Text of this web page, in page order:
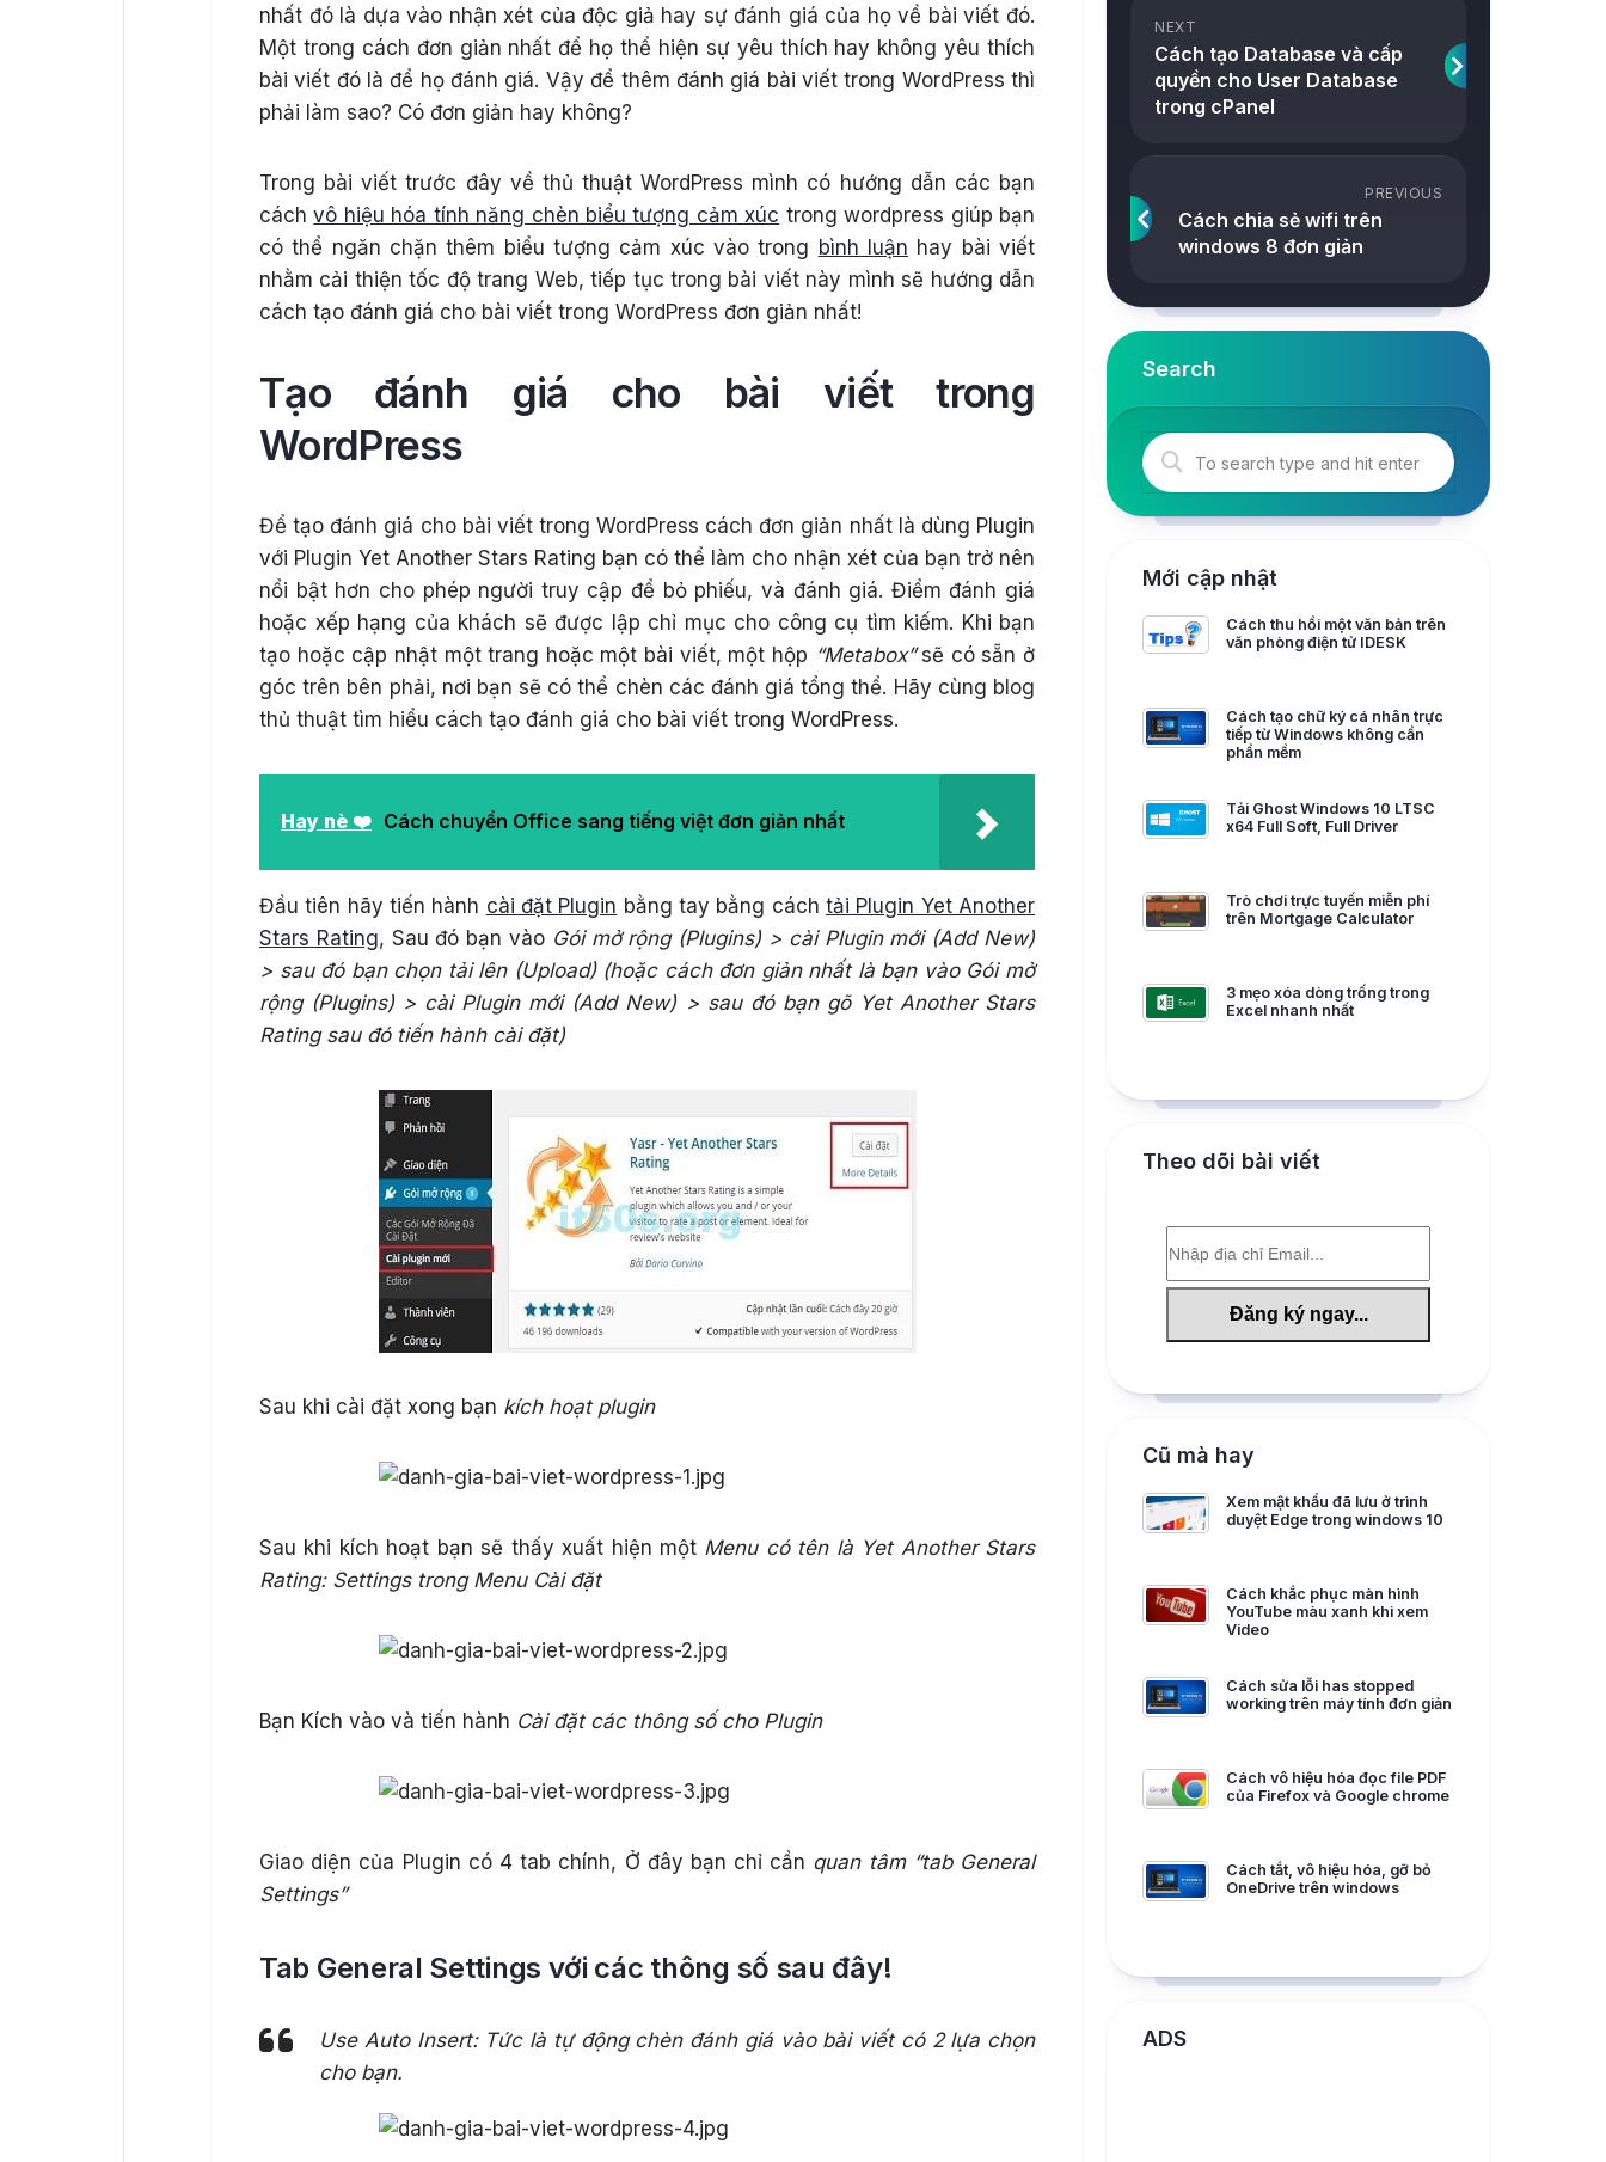
2048
Công
cụ
nhất đó là dựa vào nhận xét của độc giả hay sự đánh giá của họ về bài viết đó.
Một trong cách đơn giản nhất để họ thể hiện sự yêu thích hay không yêu thích
bài viết đó là để họ đánh giá. Vậy để thêm đánh giá bài viết trong WordPress thì
phải làm sao? Có đơn giản hay không?
Trong bài viết trước đây về thủ thuật WordPress mình có hướng dẫn các bạn
cáchvô hiệu hóa tính năng chèn biểu tượng cảm xúc trong wordpress giúp bạn
có thể ngăn chặn thêm biểu tượng cảm xúc vào trong bình luận hay bài viết
nhằm cải thiện tốc độ trang Web, tiếp tục trong bài viết này mình sẽ hướng dẫn
cách tạo đánh giá cho bài viết trong WordPress đơn giản nhất!
Tạo đánh giá cho bài viết trong
WordPress
Để tạo đánh giá cho bài viết trong WordPress cách đơn giản nhất là dùng Plugin
với Plugin Yet Another Stars Rating bạn có thể làm cho nhận xét của bạn trở nên
nổi bật hơn cho phép người truy cập để bỏ phiếu, và đánh giá. Điểm đánh giá
hoặc xếp hạng của khách sẽ được lập chỉ mục cho công cụ tìm kiếm. Khi bạn
tạo hoặc cập nhật một trang hoặc một bài viết, một hộp “Metabox”sẽ có sẵn ở
góc trên bên phải, nơi bạn sẽ có thể chèn các đánh giá tổng thể. Hãy cùng blog
thủ thuật tìm hiểu cách tạo đánh giá cho bài viết trong WordPress.
Hay nè ❤️ Cách chuyển Office sang tiếng việt đơn giản nhất
Đầu tiên hãy tiến hành cài đặt Plugin bằng tay bằng cáchtải Plugin Yet Another
Stars Rating, Sau đó bạn vào Gói mở rộng (Plugins) > cài Plugin mới (Add New)
> sau đó bạn chọn tải lên (Upload) (hoặc cách đơn giản nhất là bạn vào Gói mở
rộng (Plugins) > cài Plugin mới (Add New) > sau đó bạn gõ Yet Another Stars
Rating sau đó tiến hành cài đặt)
Sau khi cài đặt xong bạn kích hoạt plugin
Sau khi kích hoạt bạn sẽ thấy xuất hiện một Menu có tên là Yet Another Stars
Rating: Settings trong Menu Cài đặt
Bạn Kích vào và tiến hành Cài đặt các thông số cho Plugin
Giao diện của Plugin có 4 tab chính, Ở đây bạn chỉ cần quan tâm “tab General
Settings”
Tab General Settings với các thông số sau đây!
Use Auto Insert: Tức là tự động chèn đánh giá vào bài viết có 2 lựa chọn
cho bạn.
NEXT
Cách tạo Database và cấp
quyền cho User Database
trong cPanel
PREVIOUS
Cách chia sẻ wifi trên
windows 8 đơn giản
Search
Mới cập nhật
Cách thu hồi một văn bản trên
văn phòng điện tử IDESK
Cách tạo chữ ký cá nhân trực
tiếp từ Windows không cần
phần mềm
Tải Ghost Windows 10 LTSC
x64 Full Soft, Full Driver
Trò chơi trực tuyến miễn phí
trên Mortgage Calculator
3 mẹo xóa dòng trống trong
Excel nhanh nhất
Theo dõi bài viết
Cũ mà hay
Xem mật khẩu đã lưu ở trình
duyệt Edge trong windows 10
Cách khắc phục màn hình
YouTube màu xanh khi xem
Video
Cách sửa lỗi has stopped
working trên máy tính đơn giản
Cách vô hiệu hóa đọc file PDF
của Firefox và Google chrome
Cách tắt, vô hiệu hóa, gỡ bỏ
OneDrive trên windows
ADS